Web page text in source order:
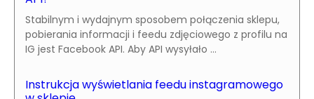
Stabilnym i wydajnym sposobem połączenia sklepu,
pobierania informacji i feedu zdjęciowego z profilu na
IG jest Facebook API. Aby API wysyłało ...
Instrukcja wyświetlania feedu instagramowego